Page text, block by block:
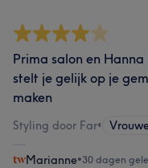
Prima salon en
stelt je gelijk op je
maken
Styling door Far•
Marianne•30 dagen